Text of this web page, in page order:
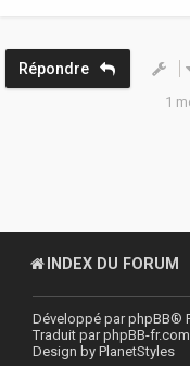
Répondre
1
INDEX DU FORUM
Développé parphpBB®
Traduit parphpBB-fr.com
Design by PlanetStyles